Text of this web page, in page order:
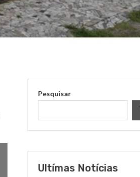
Pesquisar
Ultímas Notícias